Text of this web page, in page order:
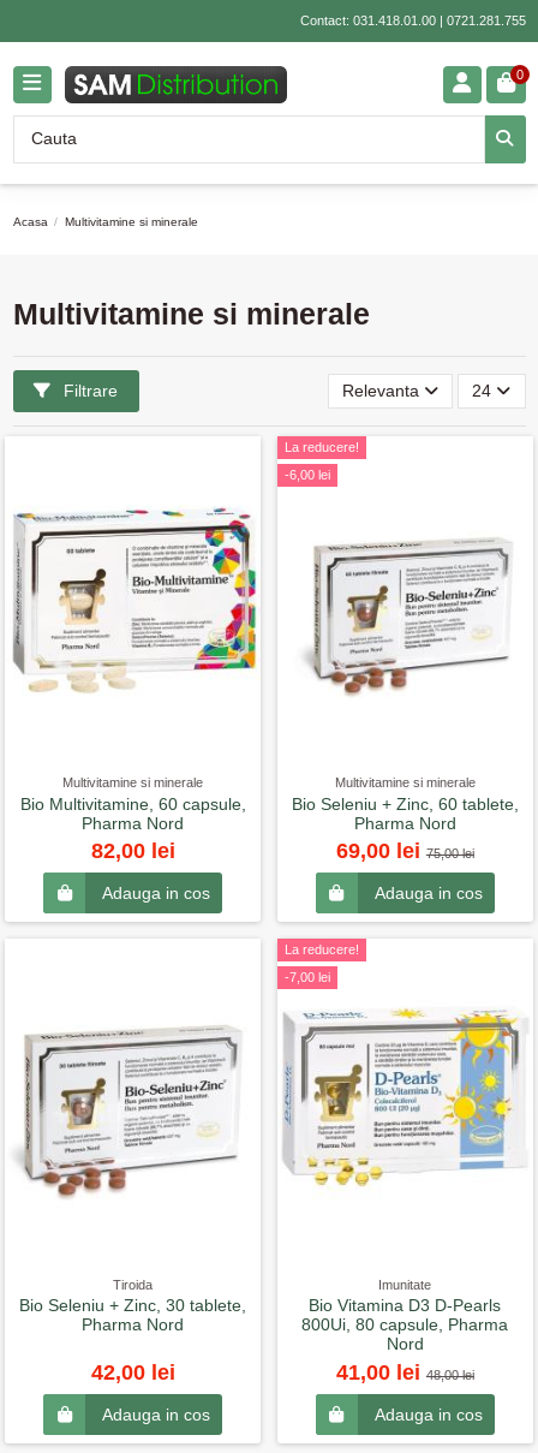
Contact: 031.418.01.00| 0721.281.755
0
Acasa Multivitamine si minerale
Multivitamine si minerale
Filtrare Relevanta 24
Multivitamine si minerale
Bio Multivitamine, 60 capsule,
Pharma Nord
82,00 lei
Adauga in cos
La reducere!
-6,00 lei
Multivitamine si minerale
Bio Seleniu + Zinc, 60 tablete,
Pharma Nord
69,00 lei75,00 lei
Adauga in cos
Tiroida
Bio Seleniu + Zinc, 30 tablete,
Pharma Nord
42,00 lei
Adauga in cos
La reducere!
-7,00 lei
Imunitate
Bio Vitamina D3 D-Pearls
800Ui, 80 capsule, Pharma
Nord
41,00 lei48,00 lei
Adauga in cos